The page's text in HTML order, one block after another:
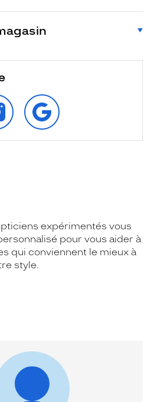
RETROUVEZ‑NOUS
SUR
GOOGLE
expérimentés vous
pour vous aider à
qui conviennent le mieux à
style.